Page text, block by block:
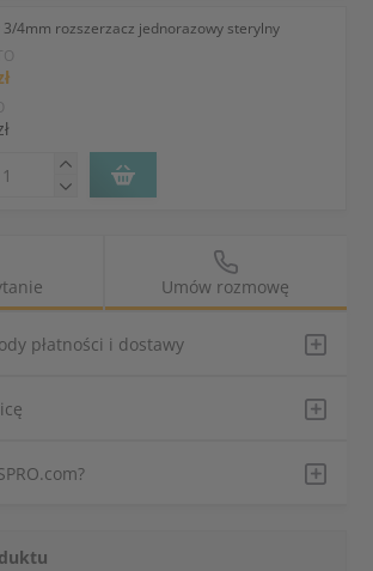
3/4mm rozszerzacz jednorazowy sterylny
Umów rozmowę
płatności i dostawy